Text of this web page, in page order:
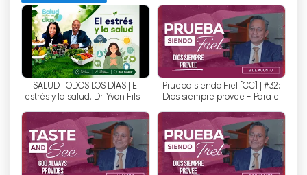
그램까지 다양한 프로그램을 제공합니다. 이러한 프
로그램은 시청자가 예수님을 더 잘 알고 더 의미 있
는 삶을 살 수 있도록 돕기 위한 것입니다. 이 프로그
램에는 기독교 음악, 성경 교육 프로그램, 설교, 토크
쇼, 뉴스 프로그램 등이 포함됩니다.
에스페란자 TV는 또한 시청자가 예수님을 더 잘 알
수 있도록 영적 묵상 프로그램을 제공합니다. 이러한
프로그램에는 기독교 신앙, 사랑, 희망, 정의 및 화해
와 같은 주제가 포함됩니다. 이러한 프로그램은 시청
자가 하나님의 말씀의 진리를 이해하고 그 말씀대로
SALUD TODOS LOS DÍAS | El
estrés y la salud. Dr. Yvon Fils -
Prueba siendo Fiel [CC] | #32:
Dios siempre provee - Para el